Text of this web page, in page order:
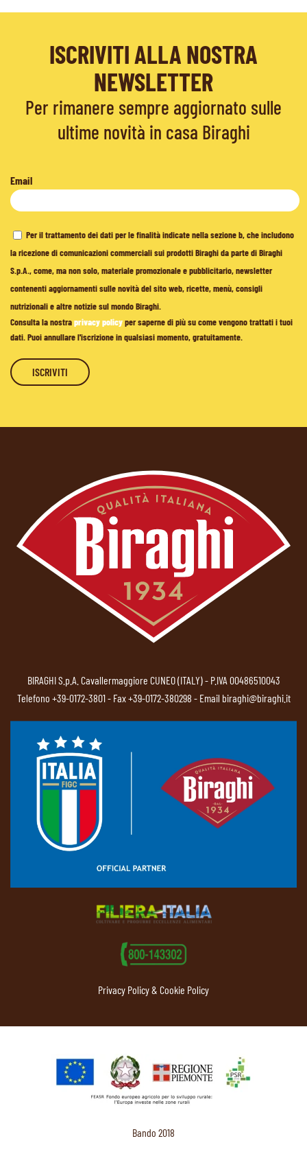
ISCRIVITI ALLA NOSTRA
NEWSLETTER
Per rimanere sempre aggiornato sulle
ultime novità in casa Biraghi
Email
Per il trattamento dei dati per le finalità indicate nella sezione b, che includono
la ricezione di comunicazioni commerciali sui prodotti Biraghi da parte di Biraghi
S.p.A., come, ma non solo, materiale promozionale e pubblicitario, newsletter
contenenti aggiornamenti sulle novità del sito web, ricette, menù, consigli
nutrizionali e altre notizie sul mondo Biraghi.
Consulta la nostraprivacy policyper saperne di più su come vengono trattati i tuoi
dati. Puoi annullare l'iscrizione in qualsiasi momento, gratuitamente.
BIRAGHI S.p.A. Cavallermaggiore CUNEO (ITALY) - P.IVA 00486510043
Telefono +39-0172-3801- Fax +39-0172-380298 - Email biraghi@biraghi.it
Privacy Policy & Cookie Policy
Bando 2018